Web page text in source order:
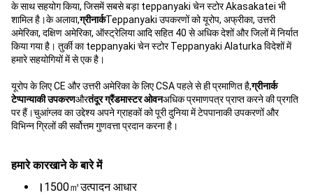
के साथ सहयोग किया, जिसमें सबसे बड़ा teppanyaki चेन स्टोर Akasakatei भी
शामिल है।के अलावा,ग्रीनार्कTeppanyaki उपकरणों को यूरोप, अफ्रीका, उत्तरी
अमेरिका, दक्षिण अमेरिका, ऑस्ट्रेलिया आदि सहित 40 से अधिक देशों और जिलों में निर्यात
किया गया है। तुर्की का teppanyaki चेन स्टोर Teppanyaki Alaturka विदेशों में
हमारे सहयोगियों में से एक है।
यूरोप के लिए CE और उत्तरी अमेरिका के लिए CSA पहले से ही प्रमाणित है,ग्रीनार्क
टेप्पान्याकी उपकरणऔरतंदूरग्रैंडमास्टर ओवनअधिक प्रमाणपत्र प्राप्त करने की प्रगति
पर हैं।चुआंग्लव का उद्देश्य अपने ग्राहकों को पूरी दुनिया में टेपपानाकी उपकरणों और
विभिन्न ग्रिलों की सर्वोत्तम गुणवत्ता प्रदान करना है।
हमारे कारखाने के बारे में
। 1500㎡उत्पादन आधार